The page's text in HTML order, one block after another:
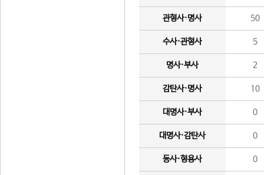
관형사·명사 50
수사·관형사 5
명사·부사 2
감탄사·명사 10
대명사·부사 0
대명사·감탄사 0
동사·형용사 0